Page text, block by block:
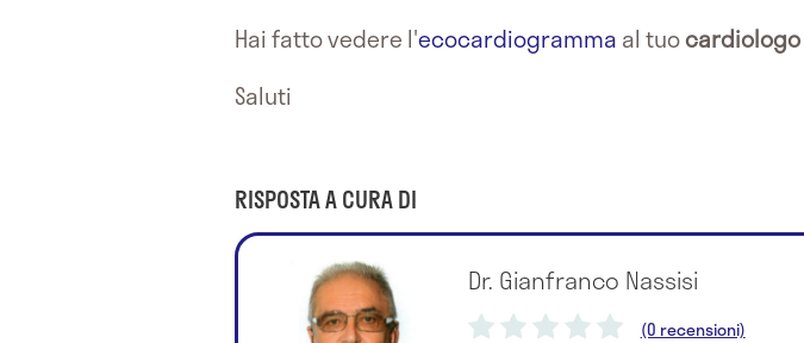
Hai fatto vedere l'ecocardiogramma al tuocardiologo
Saluti
RISPOSTA A CURA DI
Dr. Gianfranco Nassisi
(0 recensioni)